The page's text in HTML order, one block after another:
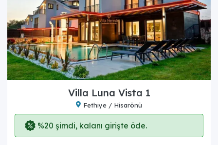
Villa Luna Vista 1
Fethiye / Hisarönü
%20 şimdi, kalanı girişte öde.